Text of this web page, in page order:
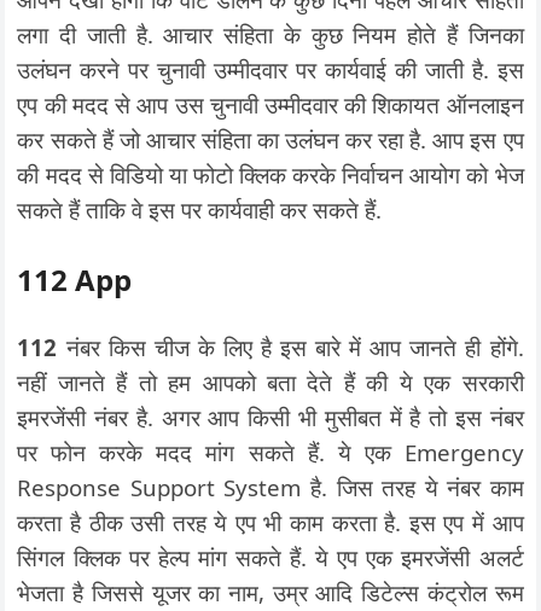
लगा दी जाती है. आचार संहिता के कुछ नियम होते हैं जिनका
उलंघन करने पर चुनावी उम्मीदवार पर कार्यवाई की जाती है. इस
एप की मदद से आप उस चुनावी उम्मीदवार की शिकायत ऑनलाइन
कर सकते हैं जो आचार संहिता का उलंघन कर रहा है. आप इस एप
की मदद से विडियो या फोटो क्लिक करके निर्वाचन आयोग को भेज
सकते हैं ताकि वे इस पर कार्यवाही कर सकते हैं.
112 App
112नंबर किस चीज के लिए है इस बारे में आप जानते ही होंगे.
नहीं जानते हैं तो हम आपको बता देते हैं की ये एक सरकारी
इमरजेंसी नंबर है. अगर आप किसी भी मुसीबत में है तो इस नंबर
पर फोन करके मदद मांग सकते हैं. ये एक Emergency
Response Support System है. जिस तरह ये नंबर काम
करता है ठीक उसी तरह ये एप भी काम करता है. इस एप में आप
सिंगल क्लिक पर हेल्प मांग सकते हैं. ये एप एक इमरजेंसी अलर्ट
भेजता है जिससे यूजर का नाम, उम्र आदि डिटेल्स कंट्रोल रूम